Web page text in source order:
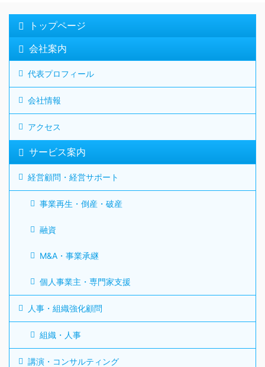
トップページ
会社案内
代表プロフィール
会社情報
アクセス
サービス案内
経営顧問・経営サポート
事業再生・倒産・破産
融資
M&A・事業承継
個人事業主・専門家支援
人事・組織強化顧問
組織・人事
講演・コンサルティング